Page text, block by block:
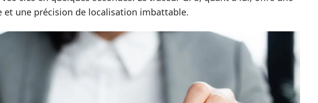
et une précision de localisation imbattable.